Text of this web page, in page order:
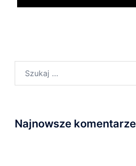
Najnowsze komentarze